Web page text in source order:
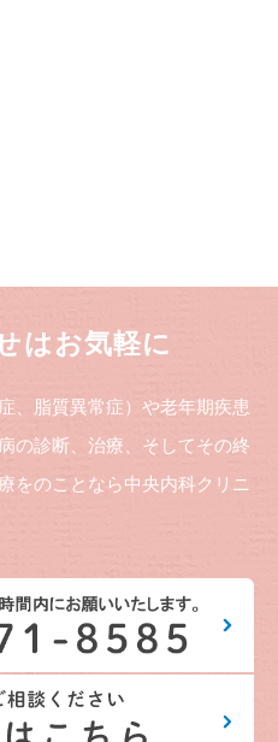
はお気軽に
、脂質異常症）や老年期疾患
の診断、治療、そしてその終
をのことなら中央内科クリニ